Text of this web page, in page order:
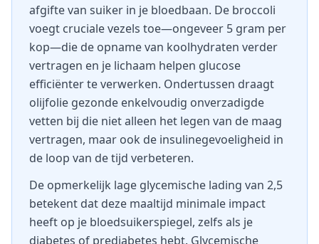
afgifte van suiker in je bloedbaan. De broccoli
voegt cruciale vezels toe—ongeveer 5 gram per
kop—die de opname van koolhydraten verder
vertragen en je lichaam helpen glucose
efficiënter te verwerken. Ondertussen draagt
olijfolie gezonde enkelvoudig onverzadigde
vetten bij die niet alleen het legen van de maag
vertragen, maar ook de insulinegevoeligheid in
de loop van de tijd verbeteren.
De opmerkelijk lage glycemische lading van 2,5
betekent dat deze maaltijd minimale impact
heeft op je bloedsuikerspiegel, zelfs als je
diabetes of prediabetes hebt. Glycemische